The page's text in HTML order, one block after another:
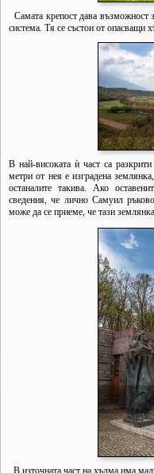
Самата крепост дава възможност
система. Тя се състои от опасващи
В най-високата ѝ част са
метри от нея е изградена
останалите такива. Ако
сведения, че лично Самуил
може да се приеме, че тази
В източната част на хълма има